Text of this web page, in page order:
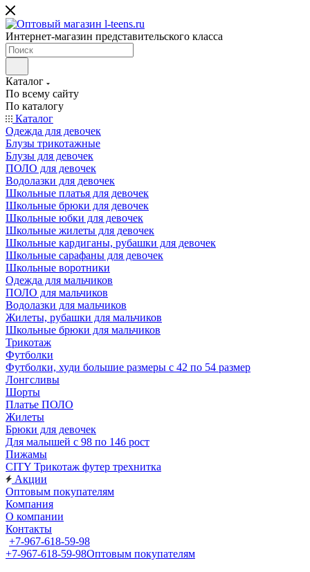
Интернет-магазин представительского класса
Каталог
По всему сайту
По каталогу
Каталог
Одежда для девочек
Блузы трикотажные
Блузы для девочек
ПОЛО для девочек
Водолазки для девочек
Школьные платья для девочек
Школьные брюки для девочек
Школьные юбки для девочек
Школьные жилеты для девочек
Школьные кардиганы, рубашки для девочек
Школьные сарафаны для девочек
Школьные воротники
Одежда для мальчиков
ПОЛО для мальчиков
Водолазки для мальчиков
Жилеты, рубашки для мальчиков
Школьные брюки для мальчиков
Трикотаж
Футболки
Футболки, худи большие размеры с 42 по 54 размер
Лонгсливы
Шорты
Платье ПОЛО
Жилеты
Брюки для девочек
Для малышей с 98 по 146 рост
Пижамы
CITY Трикотаж футер трехнитка
Акции
Оптовым покупателям
Компания
О компании
Контакты
+7-967-618-59-98
+7-967-618-59-98Оптовым покупателям